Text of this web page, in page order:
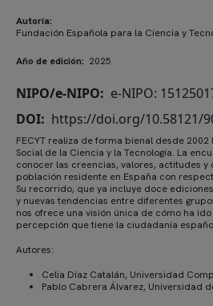
Autoría
Fundación Española para la Ciencia y
Año de edición 2025
NIPO/e-NIPO
e-NIPO:
DOI
https://doi.org/10.58121/
FECYT realiza de forma bienal desde
Social de la Ciencia y la Tecnología. La
conocer las creencias, valores, actitudes
población residente en España con
Su recorrido, que ya incluye doce
y nuevas tendencias entre diferentes
nos ofrece una visión única de cómo ha
percepción que tiene la ciudadanía
Autores:
Celia Díaz Catalán, Universidad
Pablo Cabrera Álvarez, Universidad